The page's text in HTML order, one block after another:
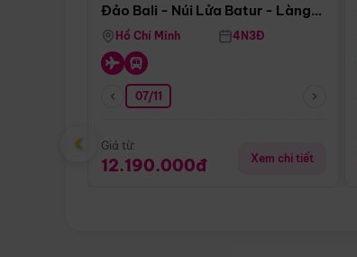
Đảo Bali - Núi Lửa Batur - Làng
Penglipuran
Hồ Chí Minh 4N3Đ
07/11
Giá từ:
12.190.000đ Xem chi tiết
‹